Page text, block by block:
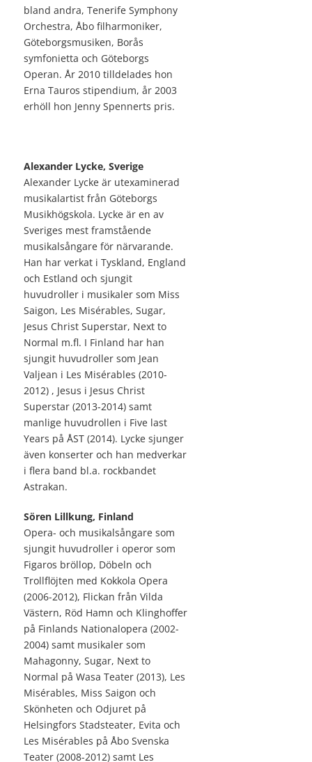
bland andra, Tenerife Symphony
Orchestra, Åbo filharmoniker,
Göteborgsmusiken, Borås
symfonietta och Göteborgs
Operan. År 2010 tilldelades hon
Erna Tauros stipendium, år 2003
erhöll hon Jenny Spennerts pris.
Alexander Lycke, Sverige
Alexander Lycke är utexaminerad
musikalartist från Göteborgs
Musikhögskola. Lycke är en av
Sveriges mest framstående
musikalsångare för närvarande.
Han har verkat i Tyskland, England
och Estland och sjungit
huvudroller i musikaler som Miss
Saigon, Les Misérables, Sugar,
Jesus Christ Superstar, Next to
Normal m.fl. I Finland har han
sjungit huvudroller som Jean
Valjean i Les Misérables (2010-
2012) , Jesus i Jesus Christ
Superstar (2013-2014) samt
manlige huvudrollen i Five last
Years på ÅST (2014). Lycke sjunger
även konserter och han medverkar
i flera band bl.a. rockbandet
Astrakan.
Sören Lillkung, Finland
Opera- och musikalsångare som
sjungit huvudroller i operor som
Figaros bröllop, Döbeln och
Trollflöjten med Kokkola Opera
(2006-2012), Flickan från Vilda
Västern, Röd Hamn och Klinghoffer
på Finlands Nationalopera (2002-
2004) samt musikaler som
Mahagonny, Sugar, Next to
Normal på Wasa Teater (2013), Les
Misérables, Miss Saigon och
Skönheten och Odjuret på
Helsingfors Stadsteater, Evita och
Les Misérables på Åbo Svenska
Teater (2008-2012) samt Les